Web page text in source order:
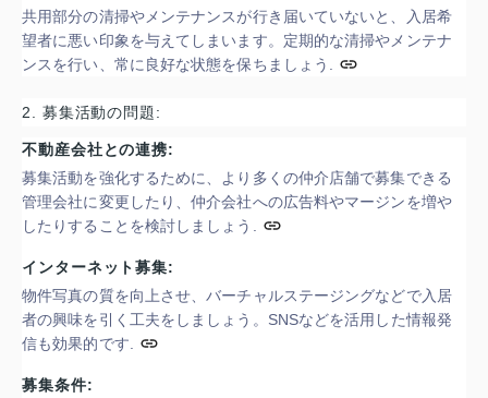
共用部分の清掃やメンテナンスが行き届いていないと、入居希
望者に悪い印象を与えてしまいます。 定期的な清掃やメンテナ
ンスを行い、常に良好な状態を保ちましょう.
2. 募集活動の問題:
不動産会社との連携:
募集活動を強化するために、より多くの仲介店舗で募集できる
管理会社に変更したり、仲介会社への広告料やマージンを増や
したりすることを検討しましょう.
インターネット募集:
物件写真の質を向上させ、バーチャルステージングなどで入居
者の興味を引く工夫をしましょう。 SNSなどを活用した情報発
信も効果的です.
募集条件: